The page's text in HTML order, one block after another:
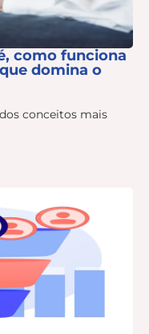
como funciona
domina o
conceitos mais